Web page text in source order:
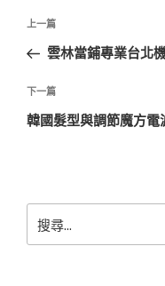
文
導
覽
上
一
文
章
上一篇
雲林當鋪專業台北
下
一
下一篇
韓國髮型與調節魔方
尋